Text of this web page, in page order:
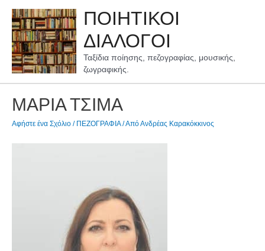
περιεχόμενο
ΠΟΙΗΤΙΚΟΙ
ΔΙΑΛΟΓΟΙ
Ταξίδια ποίησης, πεζογραφίας, μουσικής,
ζωγραφικής.
ΜΑΡΙΑ ΤΣΙΜΑ
Αφήστε ένα Σχόλιο / ΠΕΖΟΓΡΑΦΙΑ/ ΑπόΑνδρέας Καρακόκκινος